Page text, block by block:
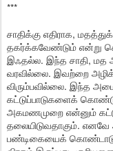
***
சாதிக்கு எதிராக,
தகர்க்கவேண்டும் என்று
இஃதல்ல. இந்த சாதி, மத
வரவில்லை. இவற்றை
விரும்பவில்லை. இந்த
கட்டுப்பாடுகளைக்
அகமணமுறை என்னும்
தலையிடுவதாகும்.
பண்டிகையைக்